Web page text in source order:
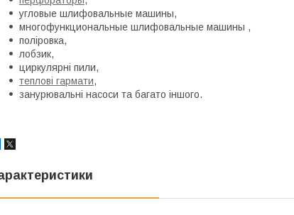
угловые шлифовальные машины,
многофункциональные шлифовальные машины ,
поліровка,
лобзик,
циркулярні пили,
теплові гармати,
занурювальні насоси та багато іншого.